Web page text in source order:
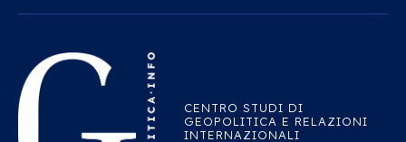
CENTRO STUDI DI
GEOPOLITICA E RELAZIONI
INTERNAZIONALI